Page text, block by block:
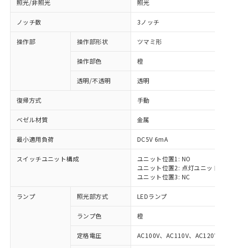
照光/非照光 照光
ノッチ数 3ノッチ
操作部 操作部形状 ツマミ形
操作部色 橙
透明/不透明 透明
復帰方式 手動
ベゼル材質 金属
最小適用負荷 DC5V 6mA
スイッチユニット構成
ユニット位置1: NO
ユニット位置2: 点灯ユニット
ユニット位置3: NC
ランプ 照光部方式 LEDランプ
ランプ色 橙
定格電圧 AC100V、AC110V、AC120V